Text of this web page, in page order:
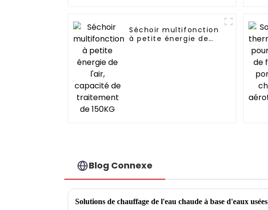
Séchoir multifonction
à petite énergie de
Blog Connexe
Solutions de chauffage de l'eau chaude à base d'eaux usées